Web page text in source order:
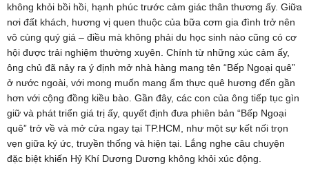
không khỏi bồi hồi, hạnh phúc trước cảm giác thân thương ấy. Giữa
nơi đất khách, hương vị quen thuộc của bữa cơm gia đình trở nên
vô cùng quý giá – điều mà không phải du học sinh nào cũng có cơ
hội được trải nghiệm thường xuyên. Chính từ những xúc cảm ấy,
ông chủ đã nảy ra ý định mở nhà hàng mang tên “Bếp Ngoại quê”
ở nước ngoài, với mong muốn mang ẩm thực quê hương đến gần
hơn với cộng đồng kiều bào. Gần đây, các con của ông tiếp tục gìn
giữ và phát triển giá trị ấy, quyết định đưa phiên bản “Bếp Ngoại
quê” trở về và mở cửa ngay tại TP.HCM, như một sự kết nối trọn
vẹn giữa ký ức, truyền thống và hiện tại. Lắng nghe câu chuyện
đặc biệt khiến Hỷ Khí Dương Dương không khỏi xúc động.